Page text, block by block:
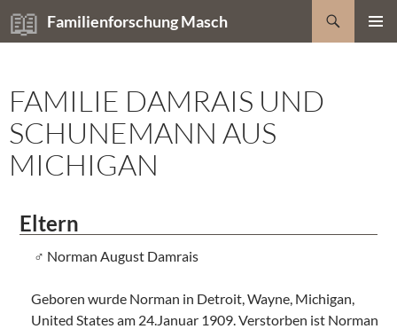
Zum
Inhalt
Familienforschung Masch
Suchen
FAMILIE DAMRAIS UND
SCHUNEMANN AUS
MICHIGAN
Eltern
Norman August Damrais
Geboren wurde Norman in Detroit, Wayne, Michigan,
United States am 24.Januar 1909. Verstorben ist Norman